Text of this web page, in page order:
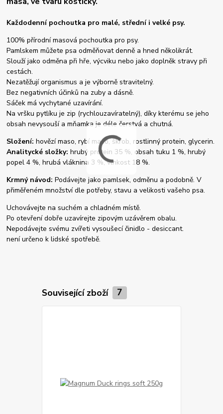
Každodenní pochoutka pro malé, střední i velké psy.
100% přírodní masová pochoutka pro psy.
Pamlskem můžete psa odměňovat denně a hned několikrát.
Slouží jako odměna při hře, výcviku nebo jako doplněk stravy při
cestách.
Nezatěžují organismus a je výborně stravitelný.
Bez negativních účinků na zuby a dásně.
Sáček má vychytané uzavírání.
Na vršku pytlíku je zip (rychlouzavíratelný), díky kterému se jeho
obsah nevysouší a mňamka je déle čerstvá a chutná.
Složení: hovězí maso, rybí maso, škrob, rostlinný protein, glycerin.
Analitycké složky: hrubý protein 35 %, obsah tuku 1 %, hrubý
popel 4 %, hrubá vláknina 3 %, vlhkost 18 %.
Krmný návod: Podávejte jako pamlsek, odměnu a podobně. V
přiměřeném množství dle potřeby, stavu a velikosti vašeho psa.
Uchovávejte na suchém a chladném místě.
Po otevření dobře uzavírejte zipovým uzávěrem obalu.
Nepodávejte svému zvířeti vysoušecí činidlo - desiccant.
není určeno k lidské spotřebě.
Související zboží 7